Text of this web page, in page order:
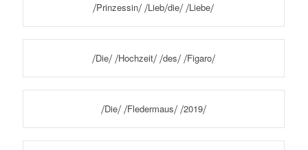
⧸Prinzessin⧸ ⧸Lieb⧸die⧸ ⧸Liebe⧸
⧸Die⧸ ⧸Hochzeit⧸ ⧸des⧸ ⧸Figaro⧸
⧸Die⧸ ⧸Fledermaus⧸ ⧸2019⧸